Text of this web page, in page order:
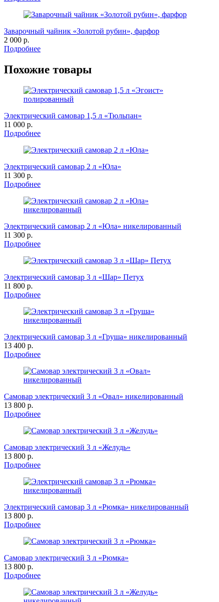
Заварочный чайник «Золотой рубин», фарфор
2 000 р.
Подробнее
Похожие товары
Электрический самовар 1,5 л «Тюльпан»
11 000 р.
Подробнее
Электрический самовар 2 л «Юла»
11 300 р.
Подробнее
Электрический самовар 2 л «Юла» никелированный
11 300 р.
Подробнее
Электрический самовар 3 л «Шар» Петух
11 800 р.
Подробнее
Электрический самовар 3 л «Груша» никелированный
13 400 р.
Подробнее
Самовар электрический 3 л «Овал» никелированный
13 800 р.
Подробнее
Самовар электрический 3 л «Желудь»
13 800 р.
Подробнее
Электрический самовар 3 л «Рюмка» никелированный
13 800 р.
Подробнее
Самовар электрический 3 л «Рюмка»
13 800 р.
Подробнее